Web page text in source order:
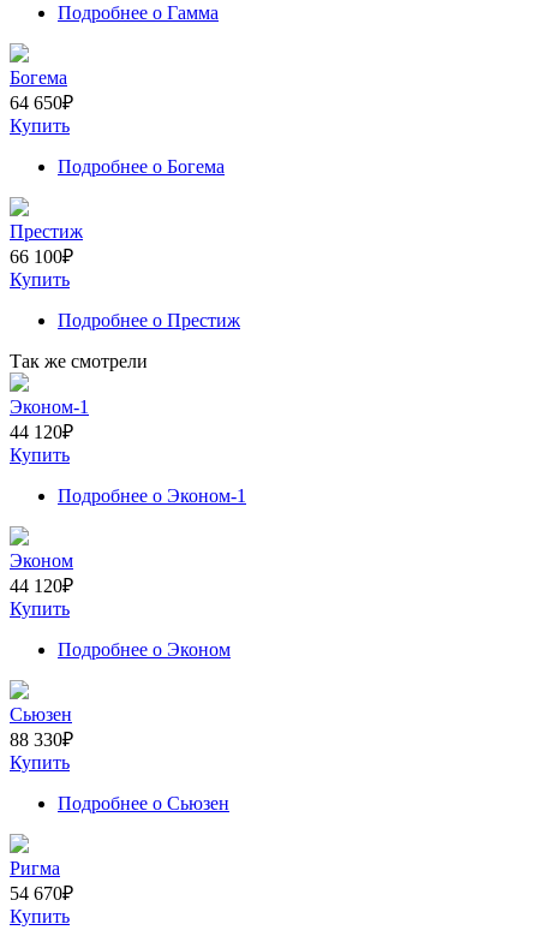
Подробнее о Гамма
Богема
64 650₽
Купить
Подробнее о Богема
Престиж
66 100₽
Купить
Подробнее о Престиж
Так же смотрели
Эконом-1
44 120₽
Купить
Подробнее о Эконом-1
Эконом
44 120₽
Купить
Подробнее о Эконом
Сьюзен
88 330₽
Купить
Подробнее о Сьюзен
Ригма
54 670₽
Купить